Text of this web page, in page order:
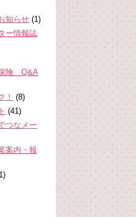
知らせ (1)
ー情報誌
険 Q&A
！ (8)
(41)
つなメー
案内・報